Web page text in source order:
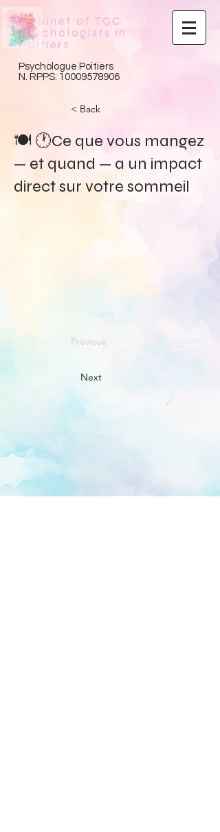
Cabinet of TCC
psychologists in
Poitiers
Psychologue Poitiers
N. RPPS: 10009578906
< Back
🍽 🕐Ce que vous mangez
— et quand — a un impact
direct sur votre sommeil
Previous
Next